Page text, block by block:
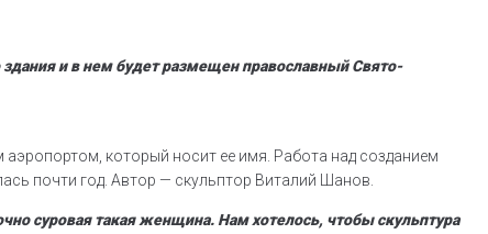
здания и в нем будет размещен православный Свято-
который носит ее имя. Работа над созданием
почти год. Автор — скульптор Виталий Шанов.
суровая такая женщина. Нам хотелось, чтобы скульптура